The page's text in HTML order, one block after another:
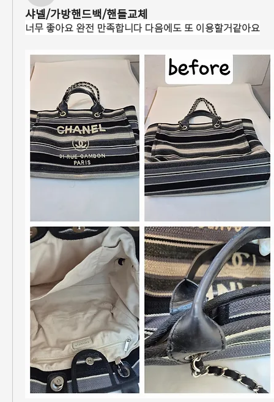
샤넬/가방핸드백/핸들교체
너무 좋아요 완전 만족합니다 다음에도 또 이용할거같아요